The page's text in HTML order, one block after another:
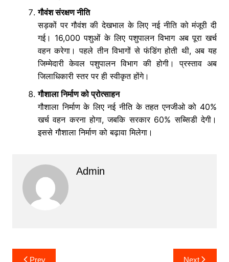
गौवंश संरक्षण नीति
सड़कों पर गौवंश की देखभाल के लिए नई नीति को मंजूरी दी
गई। 16,000 पशुओं के लिए पशुपालन विभाग अब पूरा खर्च
वहन करेगा। पहले तीन विभागों से फंडिंग होती थी, अब यह
जिम्मेदारी केवल पशुपालन विभाग की होगी। प्रस्ताव अब
जिलाधिकारी स्तर पर ही स्वीकृत होंगे।
गौशाला निर्माण को प्रोत्साहन
गौशाला निर्माण के लिए नई नीति के तहत एनजीओ को 40%
खर्च वहन करना होगा, जबकि सरकार 60% सब्सिडी देगी।
इससे गौशाला निर्माण को बढ़ावा मिलेगा।
Admin
PostPrev Next